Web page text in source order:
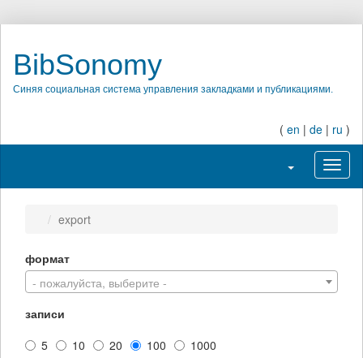
BibSonomy
Синяя социальная система управления закладками и публикациями.
( en | de | ru )
Переключить
export
формат
- пожалуйста, выберите -
записи
5
10 20 100
1000